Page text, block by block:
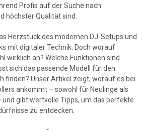
Profis auf der Suche nach
höchster Qualität sind.
Herzstück des modernen DJ-Setups und
mit digitaler Technik. Doch worauf
wirklich an? Welche Funktionen sind
sich das passende Modell für den
finden? Unser Artikel zeigt, worauf es bei
ankommt – sowohl für Neulinge als
gibt wertvolle Tipps, um das perfekte
zu entdecken.